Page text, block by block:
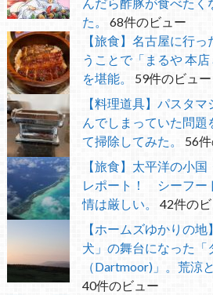
た。
68件のビュー
【旅食】名古屋に行
うことで「まるや 本
を堪能。
59件のビュー
【料理道具】パスタ
んでしまっていた問題
て掃除してみた。
56
【旅食】太平洋の小
レポート！ シーフー
情は厳しい。
42件の
【ホームズゆかりの
犬」の舞台になった「
（Dartmoor)」。荒涼
40件のビュー